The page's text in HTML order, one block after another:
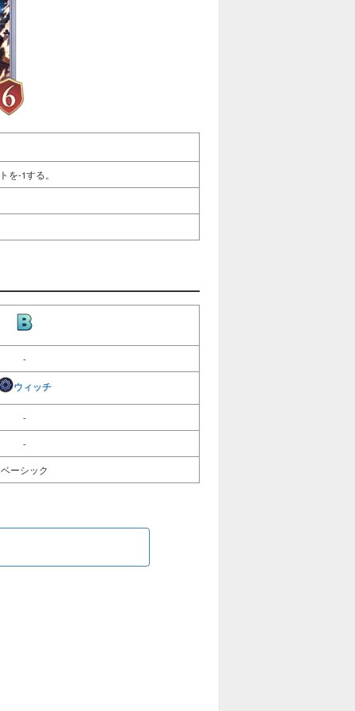
を-1する。
-
ウィッチ
-
-
ベーシック